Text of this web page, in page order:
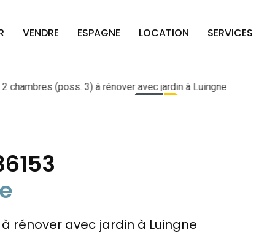
VENDRE ESPAGNE LOCATION SERVICES
rénover avec jardin à Luingne